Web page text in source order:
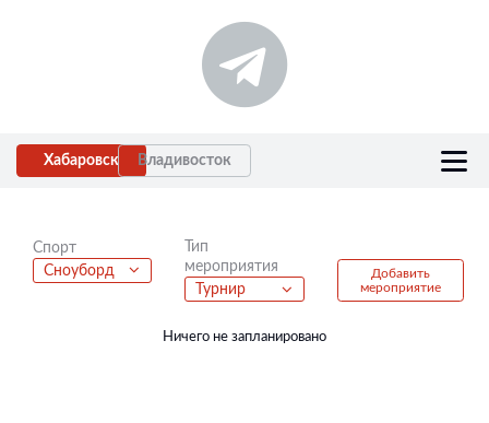
Хабаровск Владивосток
Спорт
Сноуборд
Тип
мероприятия
Турнир
Добавить
мероприятие
Ничего не запланировано